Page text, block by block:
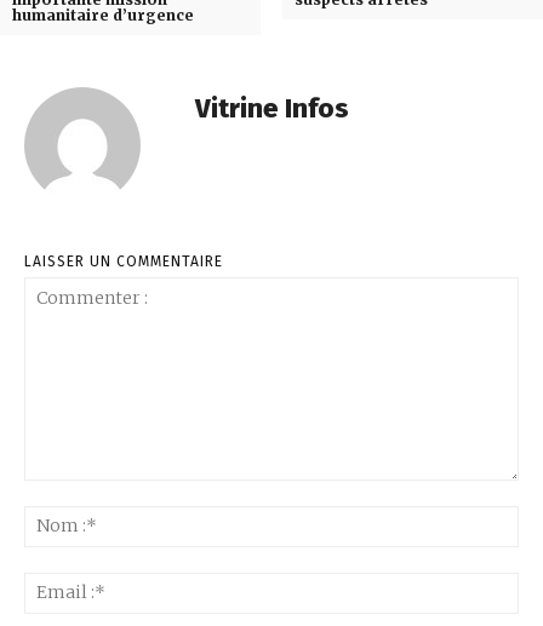
humanitaire d’urgence
Vitrine Infos
LAISSER UN COMMENTAIRE